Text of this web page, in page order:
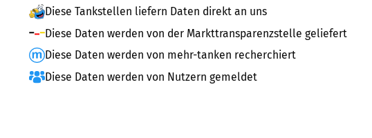
Diese Tankstellen liefern Daten direkt an uns
Diese Daten werden von der Markttransparenzstelle geliefert
Diese Daten werden von mehr-tanken recherchiert
Diese Daten werden von Nutzern gemeldet